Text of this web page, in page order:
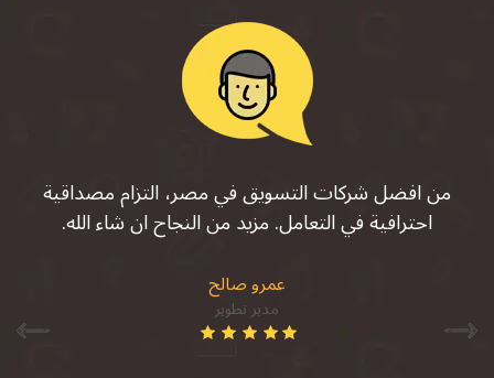
من افضل شركات التسويق في مصر، التزام مصداقية
احترافية في التعامل. مزيد من النجاح ان شاء الله.
عمرو صالح
مدير تطوير